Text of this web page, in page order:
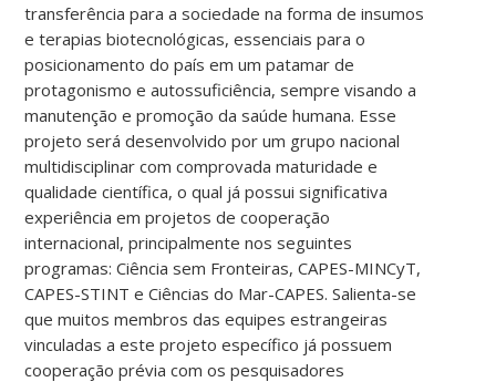
transferência para a sociedade na forma de insumos
e terapias biotecnológicas, essenciais para o
posicionamento do país em um patamar de
protagonismo e autossuficiência, sempre visando a
manutenção e promoção da saúde humana. Esse
projeto será desenvolvido por um grupo nacional
multidisciplinar com comprovada maturidade e
qualidade científica, o qual já possui significativa
experiência em projetos de cooperação
internacional, principalmente nos seguintes
programas: Ciência sem Fronteiras, CAPES-MINCyT,
CAPES-STINT e Ciências do Mar-CAPES. Salienta-se
que muitos membros das equipes estrangeiras
vinculadas a este projeto específico já possuem
cooperação prévia com os pesquisadores